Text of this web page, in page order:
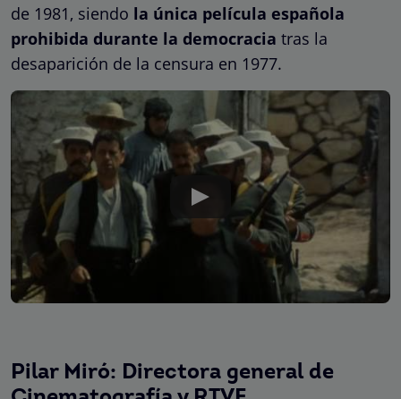
de 1981, siendo la única película española
prohibida durante la democracia tras la
desaparición de la censura en 1977.
Pilar Miró: Directora general de